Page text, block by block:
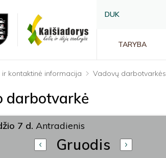
DUK
TARYBA
ir kontaktinė informacija Vadovų darbotvarkės
darbotvarkė
7 d. Antradienis
Gruodis